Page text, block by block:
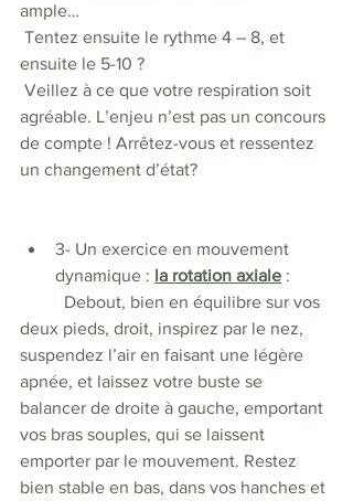
ample…
ensuite le 5-10 ?
agréable. L’enjeu n’est pas un concours
de compte ! Arrêtez-vous et ressentez
un changement d’état?
3- Un exercice en mouvement
dynamique : la rotation axiale :
deux pieds, droit, inspirez par le nez,
suspendez l’air en faisant une légère
apnée, et laissez votre buste se
balancer de droite à gauche, emportant
vos bras souples, qui se laissent
emporter par le mouvement. Restez
bien stable en bas, dans vos hanches et